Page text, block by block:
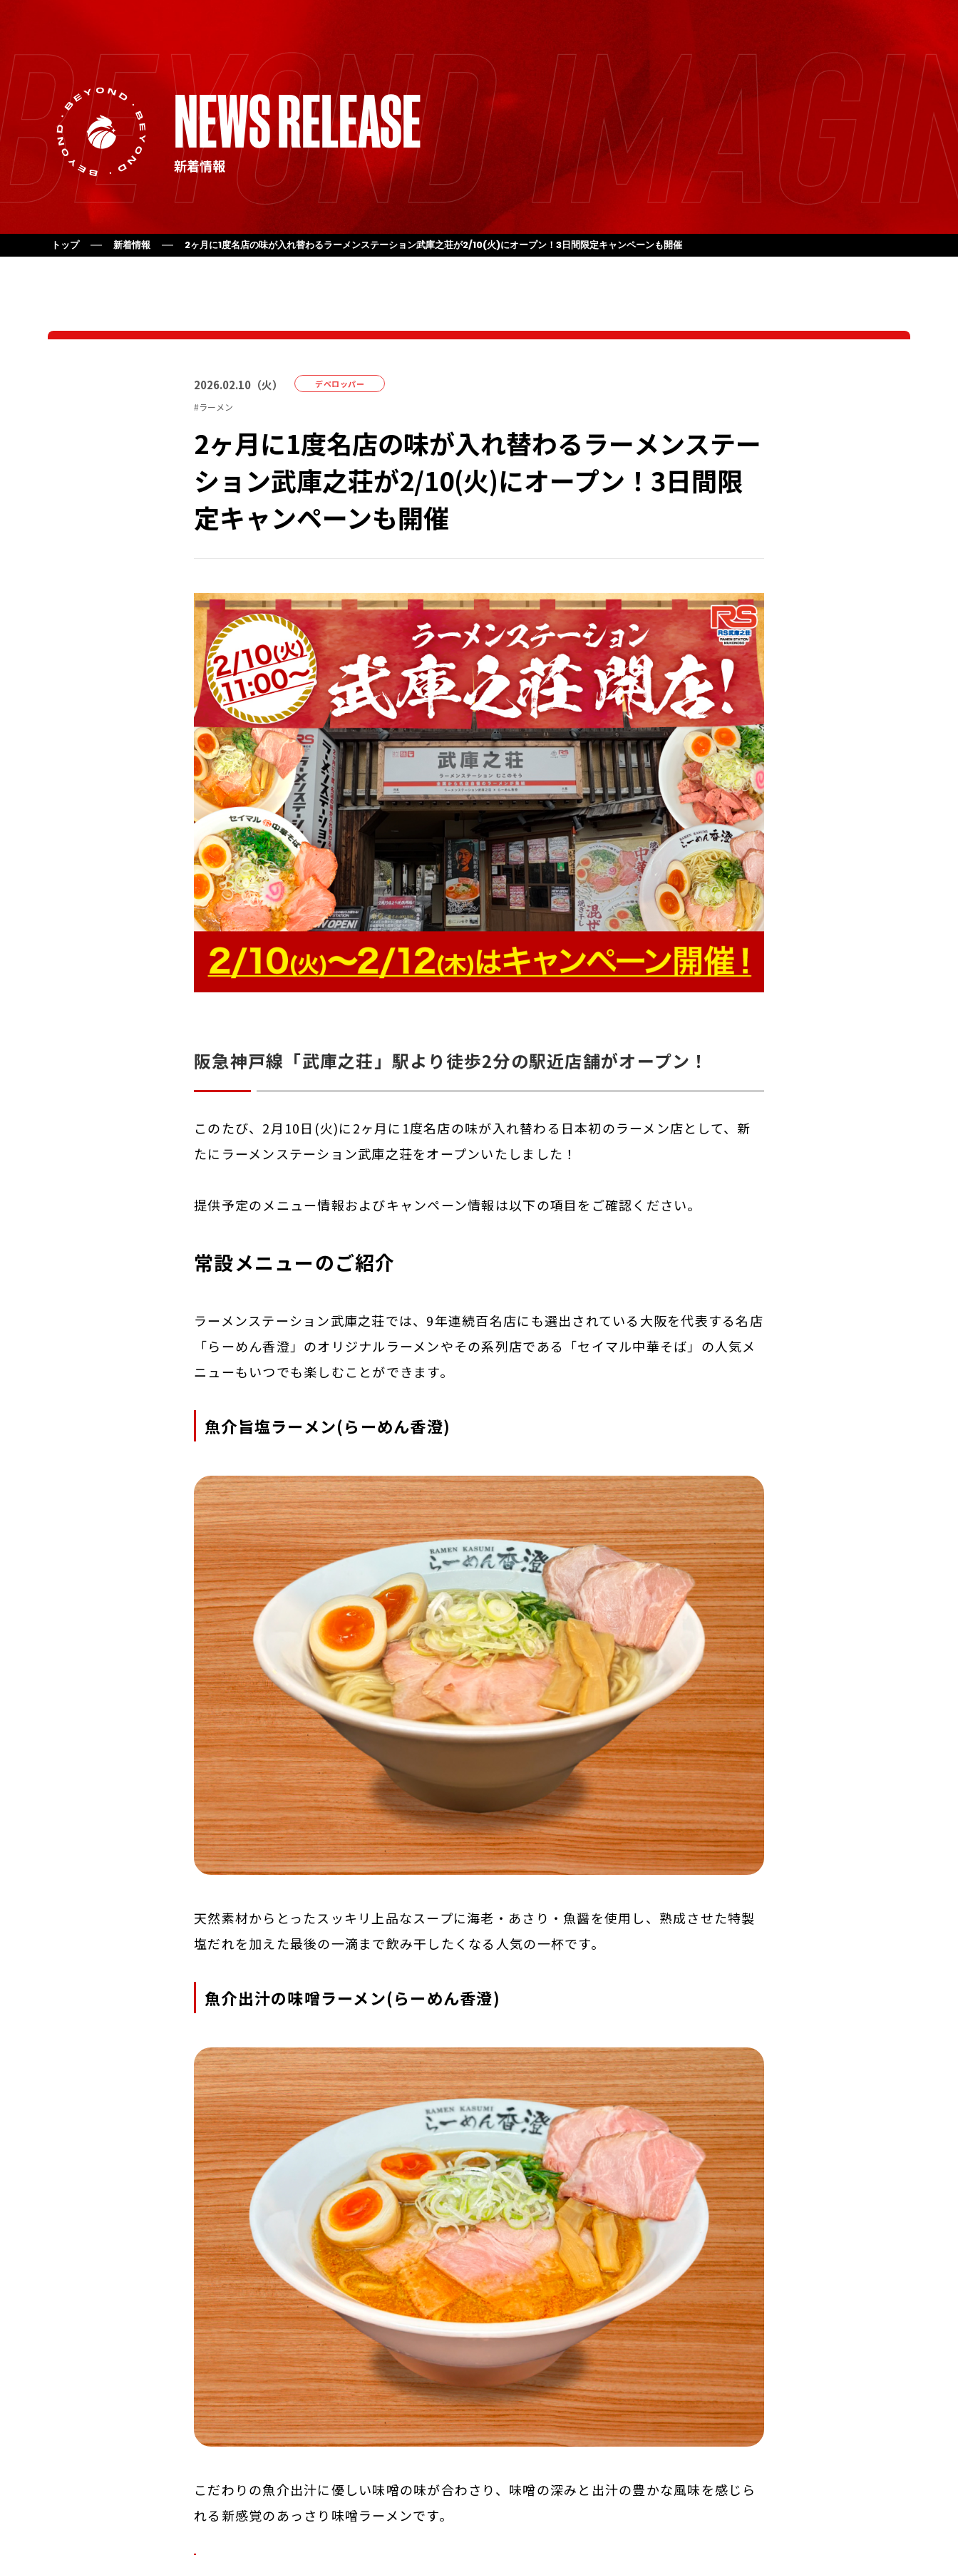
COMPANY会社案内 BUSINESS事業一覧
NEWS新着情報 INTERNSHIPインターン
RECRUIT採用情報
NEWS RELEASE
新着情報
トップ 新着情報 2ヶ月に1度名店の味が入れ替わるラーメンステーション武庫之荘が2/10(火)にオープン！3日間限定キャンペーンも開催
2026.02.10 （火） デベロッパー
#ラーメン
2ヶ月に1度名店の味が入れ替わるラーメンステー
ション武庫之荘が2/10(火)にオープン！3日間限
定キャンペーンも開催
阪急神戸線「武庫之荘」駅より徒歩2分の駅近店舗がオープン！
このたび、2月10日(火)に2ヶ月に1度名店の味が入れ替わる日本初のラーメン店として、新
たにラーメンステーション武庫之荘をオープンいたしました！
提供予定のメニュー情報およびキャンペーン情報は以下の項目をご確認ください。
常設メニューのご紹介
ラーメンステーション武庫之荘では、9年連続百名店にも選出されている大阪を代表する名店
「らーめん香澄」のオリジナルラーメンやその系列店である「セイマル中華そば」の人気メ
ニューもいつでも楽しむことができます。
魚介旨塩ラーメン(らーめん香澄)
天然素材からとったスッキリ上品なスープに海老・あさり・魚醤を使用し、熟成させた特製
塩だれを加えた最後の一滴まで飲み干したくなる人気の一杯です。
魚介出汁の味噌ラーメン(らーめん香澄)
こだわりの魚介出汁に優しい味噌の味が合わさり、味噌の深みと出汁の豊かな風味を感じら
れる新感覚のあっさり味噌ラーメンです。